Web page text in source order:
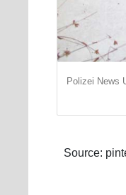
Polizei News
Source: